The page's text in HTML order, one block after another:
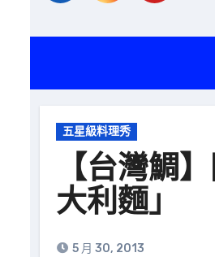
五星級料理秀
【台灣鯛
大利麵」
5 月 30, 2013